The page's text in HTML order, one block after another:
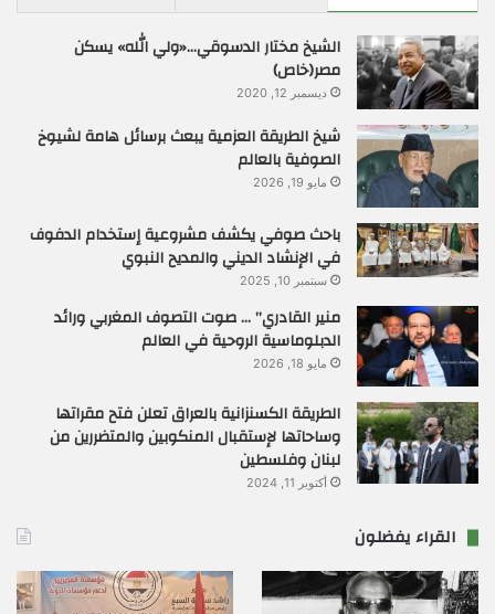
الشيخ مختار الدسوقي…«ولي الله» يسكن
مصر(خاص)
ديسمبر 12, 2020
شيخ الطريقة العزمية يبعث برسائل هامة لشيوخ
الصوفية بالعالم
مايو 19, 2026
باحث صوفي يكشف مشروعية إستخدام الدفوف
في الإنشاد الديني والمديح النبوي
سبتمبر 10, 2025
منير القادري” … صوت التصوف المغربي ورائد
الدبلوماسية الروحية في العالم
مايو 18, 2026
الطريقة الكسنزانية بالعراق تعلن فتح مقراتها
وساحاتها لإستقبال المنكوبين والمتضررين من
لبنان وفلسطين
أكتوبر 11, 2024
القراء يفضلون